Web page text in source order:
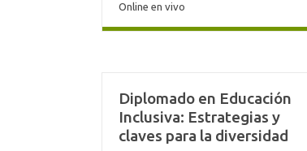
Online en vivo
Diplomado en Educación
Inclusiva: Estrategias y
claves para la diversidad